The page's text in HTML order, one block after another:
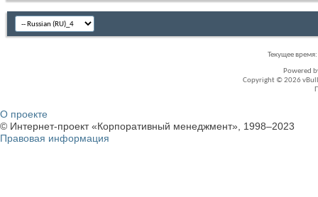
Текущее время:
Powered
Copyright © 2026
О проекте
© Интернет-проект «Корпоративный менеджмент», 1998–2023
Правовая информация